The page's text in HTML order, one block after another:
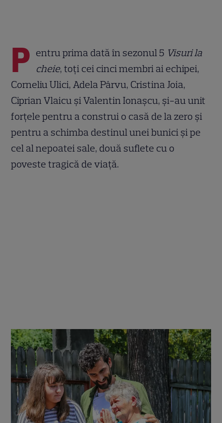
P entru prima dată în sezonul 5 Visuri la
cheie, toți cei cinci membri ai echipei,
Corneliu Ulici, Adela Pârvu, Cristina Joia,
Ciprian Vlaicu și Valentin Ionașcu, și-au unit
forțele pentru a construi o casă de la zero și
pentru a schimba destinul unei bunici și pe
cel al nepoatei sale, două suflete cu o
poveste tragică de viață.